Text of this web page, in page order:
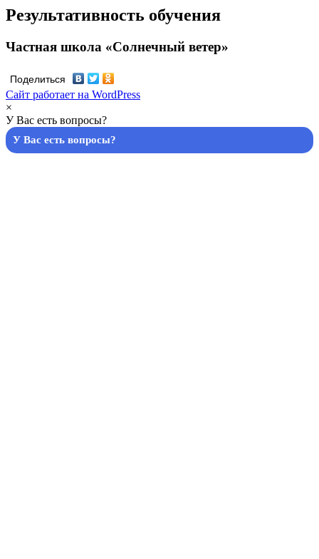
Результативность обучения
Частная школа «Солнечный ветер»
Поделиться
Сайт работает на WordPress
×
У Вас есть вопросы?
У Вас есть вопросы?